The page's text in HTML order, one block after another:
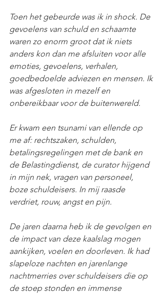
Toen het gebeurde was ik in shock. De
gevoelens van schuld en schaamte
waren zo enorm groot dat ik niets
anders kon dan me afsluiten voor alle
emoties, gevoelens, verhalen,
goedbedoelde adviezen en mensen. Ik
was afgesloten in mezelf en
onbereikbaar voor de buitenwereld.
Er kwam een tsunami van ellende op
me af: rechtszaken, schulden,
betalingsregelingen met de bank en
de Belastingdienst, de curator hijgend
in mijn nek, vragen van personeel,
boze schuldeisers. In mij raasde
verdriet, rouw, angst en pijn.
De jaren daarna heb ik de gevolgen en
de impact van deze kaalslag mogen
aankijken, voelen en doorleven. Ik had
slapeloze nachten en jarenlange
nachtmerries over schuldeisers die op
de stoep stonden en immense